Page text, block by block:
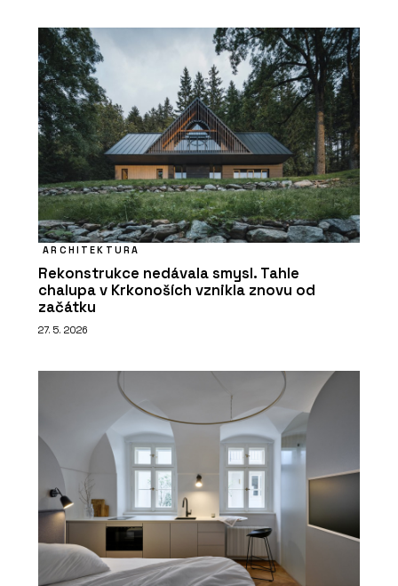
ARCHITEKTURA
Rekonstrukce nedávala smysl. Tahle
chalupa v Krkonoších vznikla znovu od
začátku
27. 5. 2026